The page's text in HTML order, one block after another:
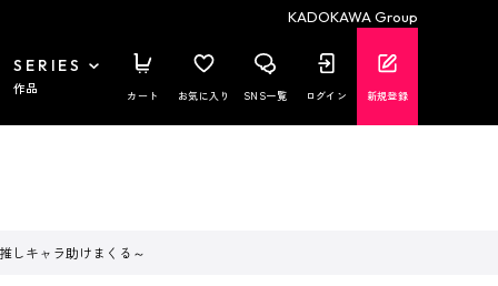
KADOKAWA Group
SERIES
作品 カート お気に入り SNS一覧 ログイン 新規登録
しキャラ助けまくる～